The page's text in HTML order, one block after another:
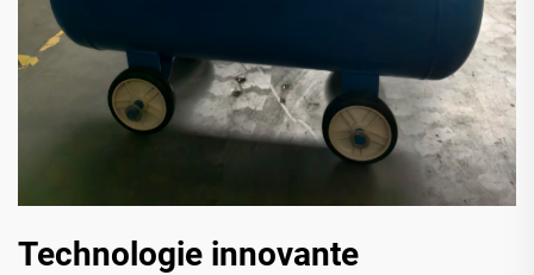
Technologie innovante